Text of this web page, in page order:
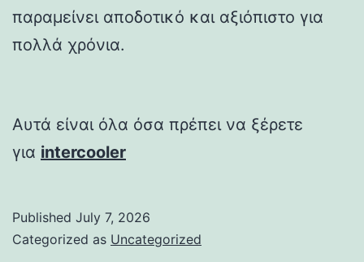
παραμείνει αποδοτικό και αξιόπιστο για
πολλά χρόνια.
Αυτά είναι όλα όσα πρέπει να ξέρετε
για intercooler
Published July 7, 2026
Categorized as Uncategorized